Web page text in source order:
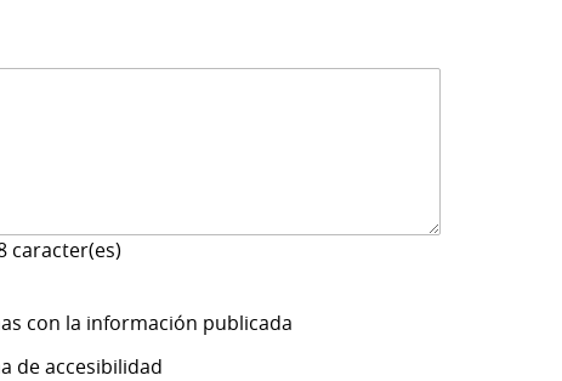
caracter(es)
con la información publicada
de accesibilidad